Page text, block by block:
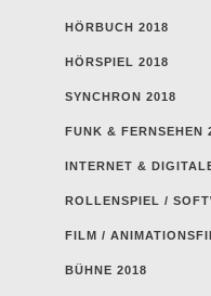
HÖRBUCH 2018
HÖRSPIEL 2018
SYNCHRON 2018
FUNK & FERNSEHEN
INTERNET &
ROLLENSPIEL /
FILM /
BÜHNE 2018